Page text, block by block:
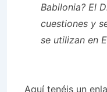
Babilonia? El
cuestiones y
se utilizan en
Aquí tenéis un